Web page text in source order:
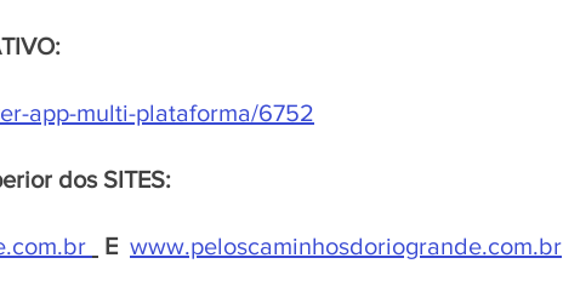
app-multi-plataforma/6752
dos SITES:
E www.peloscaminhosdoriogrande.com.br